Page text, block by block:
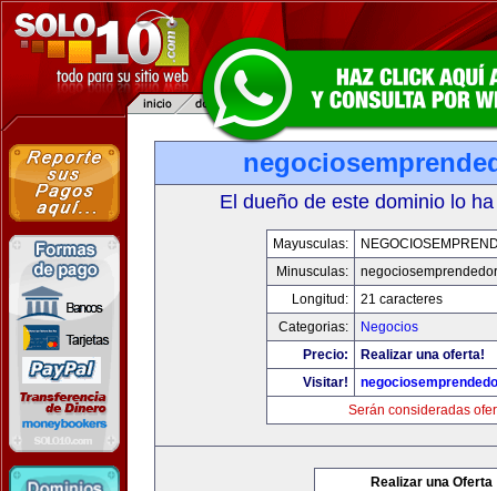
El dueño de este dominio lo
Mayusculas:
Minusculas:
Longitud:
21 caracteres
Categorias:
Negocios
Precio:
Realizar una oferta!
Visitar!
Serán consideradas
Realizar una Oferta